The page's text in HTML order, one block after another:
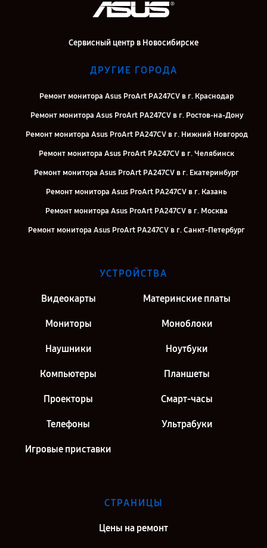
Сервисный центр в Новосибирске
ДРУГИЕ ГОРОДА
Ремонт монитора Asus ProArt PA247CV в г. Краснодар
Ремонт монитора Asus ProArt PA247CV в г. Ростов-на-Дону
Ремонт монитора Asus ProArt PA247CV в г. Нижний Новгород
Ремонт монитора Asus ProArt PA247CV в г. Челябинск
Ремонт монитора Asus ProArt PA247CV в г. Екатеринбург
Ремонт монитора Asus ProArt PA247CV в г. Казань
Ремонт монитора Asus ProArt PA247CV в г. Москва
Ремонт монитора Asus ProArt PA247CV в г. Санкт-Петербург
УСТРОЙСТВА
Видеокарты Материнские платы
Мониторы Моноблоки
Наушники Ноутбуки
Компьютеры Планшеты
Проекторы Смарт-часы
Телефоны Ультрабуки
Игровые приставки
СТРАНИЦЫ
Цены на ремонт